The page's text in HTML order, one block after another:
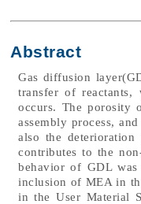
Abstract
Gas diffusion
transfer of reactants,
occurs. The porosity
assembly process,
also the
contributes to the
behavior of GDL
inclusion of MEA in
in the User Material